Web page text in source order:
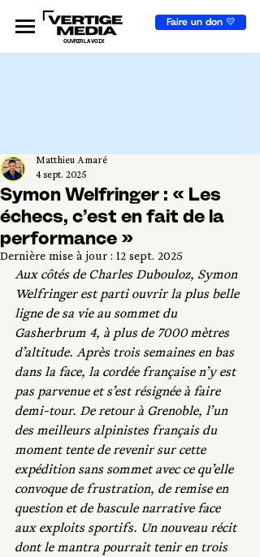
Faire un don 💛
OUVRIR LA VOIX
Symon Welfringer : « Les
échecs, c’est en fait de la
performance »
Matthieu Amaré
4 sept. 2025
Dernière mise à jour : 12 sept. 2025
Aux côtés de Charles Dubouloz, Symon
Welfringer est parti ouvrir la plus belle
ligne de sa vie au sommet du
Gasherbrum 4, à plus de 7000 mètres
d’altitude. Après trois semaines en bas
dans la face, la cordée française n’y est
pas parvenue et s’est résignée à faire
demi-tour. De retour à Grenoble, l’un
des meilleurs alpinistes français du
moment tente de revenir sur cette
expédition sans sommet avec ce qu’elle
convoque de frustration, de remise en
question et de bascule narrative face
aux exploits sportifs. Un nouveau récit
dont le mantra pourrait tenir en trois